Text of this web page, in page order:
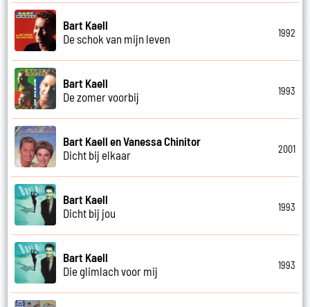
Bart Kaell
De schok van mijn leven
1992
Bart Kaell
De zomer voorbij
1993
Bart Kaell en Vanessa Chinitor
Dicht bij elkaar
2001
Bart Kaell
Dicht bij jou
1993
Bart Kaell
Die glimlach voor mij
1993